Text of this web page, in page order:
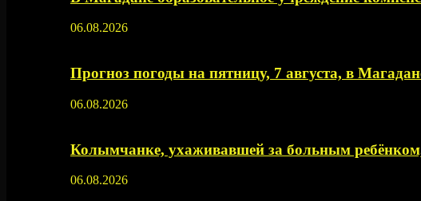
06.08.2026
Прогноз погоды на пятницу, 7 августа, в
06.08.2026
Колымчанке, ухаживавшей за больным
06.08.2026